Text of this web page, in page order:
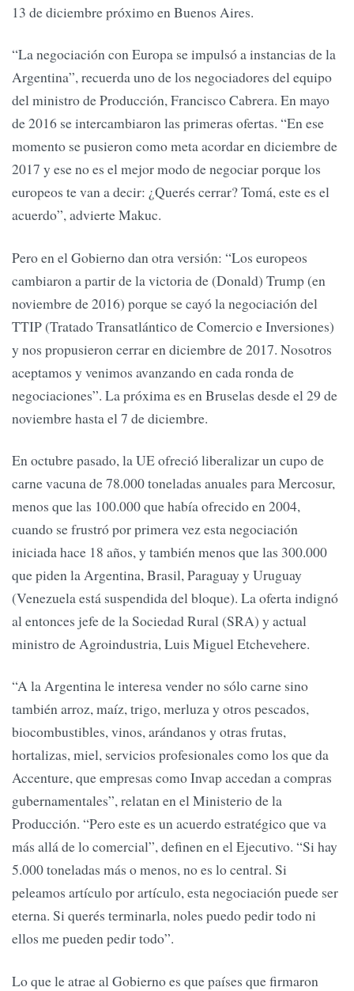
13 de diciembre próximo en Buenos Aires.
“La negociación con Europa se impulsó a instancias de la
Argentina”, recuerda uno de los negociadores del equipo
del ministro de Producción, Francisco Cabrera. En mayo
de 2016 se intercambiaron las primeras ofertas. “En ese
momento se pusieron como meta acordar en diciembre de
2017 y ese no es el mejor modo de negociar porque los
europeos te van a decir: ¿Querés cerrar? Tomá, este es el
acuerdo”, advierte Makuc.
Pero en el Gobierno dan otra versión: “Los europeos
cambiaron a partir de la victoria de (Donald) Trump (en
noviembre de 2016) porque se cayó la negociación del
TTIP (Tratado Transatlántico de Comercio e Inversiones)
y nos propusieron cerrar en diciembre de 2017. Nosotros
aceptamos y venimos avanzando en cada ronda de
negociaciones”. La próxima es en Bruselas desde el 29 de
noviembre hasta el 7 de diciembre.
En octubre pasado, la UE ofreció liberalizar un cupo de
carne vacuna de 78.000 toneladas anuales para Mercosur,
menos que las 100.000 que había ofrecido en 2004,
cuando se frustró por primera vez esta negociación
iniciada hace 18 años, y también menos que las 300.000
que piden la Argentina, Brasil, Paraguay y Uruguay
(Venezuela está suspendida del bloque). La oferta indignó
al entonces jefe de la Sociedad Rural (SRA) y actual
ministro de Agroindustria, Luis Miguel Etchevehere.
“A la Argentina le interesa vender no sólo carne sino
también arroz, maíz, trigo, merluza y otros pescados,
biocombustibles, vinos, arándanos y otras frutas,
hortalizas, miel, servicios profesionales como los que da
Accenture, que empresas como Invap accedan a compras
gubernamentales”, relatan en el Ministerio de la
Producción. “Pero este es un acuerdo estratégico que va
más allá de lo comercial”, definen en el Ejecutivo. “Si hay
5.000 toneladas más o menos, no es lo central. Si
peleamos artículo por artículo, esta negociación puede ser
eterna. Si querés terminarla, noles puedo pedir todo ni
ellos me pueden pedir todo”.
Lo que le atrae al Gobierno es que países que firmaron